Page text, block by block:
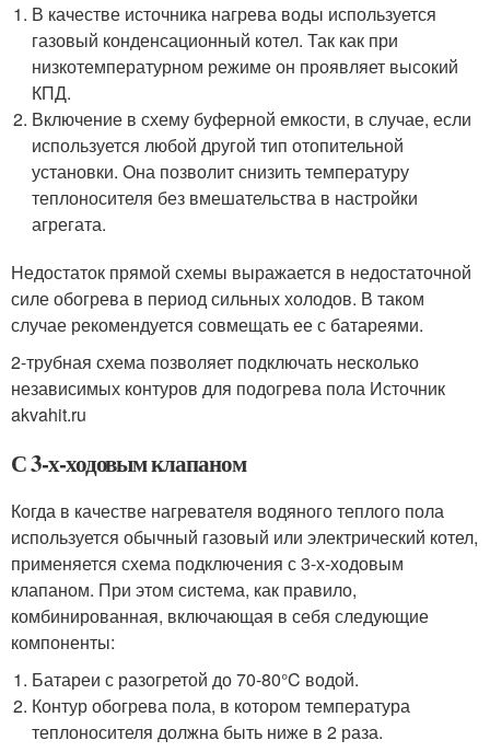
В качестве источника нагрева воды используется
газовый конденсационный котел. Так как при
низкотемпературном режиме он проявляет высокий
КПД.
Включение в схему буферной емкости, в случае, если
используется любой другой тип отопительной
установки. Она позволит снизить температуру
теплоносителя без вмешательства в настройки
агрегата.
Недостаток прямой схемы выражается в недостаточной
силе обогрева в период сильных холодов. В таком
случае рекомендуется совмещать ее с батареями.
2-трубная схема позволяет подключать несколько
независимых контуров для подогрева пола Источник
akvahit.ru
С 3-х-ходовым клапаном
Когда в качестве нагревателя водяного теплого пола
используется обычный газовый или электрический котел,
применяется схема подключения с 3-х-ходовым
клапаном. При этом система, как правило,
комбинированная, включающая в себя следующие
компоненты:
Батареи с разогретой до 70-80°C водой.
Контур обогрева пола, в котором температура
теплоносителя должна быть ниже в 2 раза.